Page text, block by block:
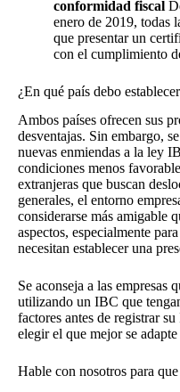
conformidad fiscal
enero de 2019, todas
que presentar un
con el cumplimiento
¿En qué país debo
Ambos países ofrecen sus
desventajas. Sin embargo,
nuevas enmiendas a la ley
condiciones menos
extranjeras que buscan
generales, el entorno
considerarse más amigable
aspectos, especialmente
necesitan establecer una
Se aconseja a las empresas
utilizando un IBC que
factores antes de registrar
elegir el que mejor se adapte
Hable con nosotros para